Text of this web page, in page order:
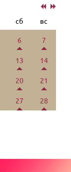
сб вс
6 7
13 14
20 21
27 28